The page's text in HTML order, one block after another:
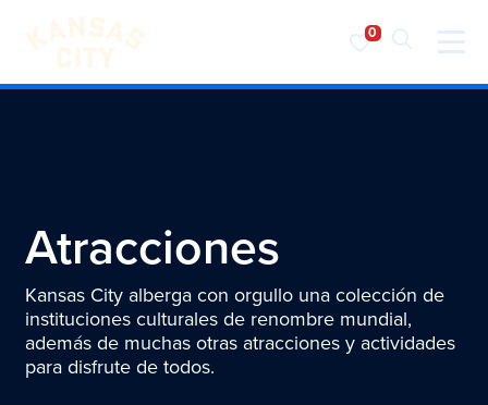
Visita KC
Atracciones
Kansas City alberga con orgullo una colección de
instituciones culturales de renombre mundial,
además de muchas otras atracciones y actividades
para disfrute de todos.